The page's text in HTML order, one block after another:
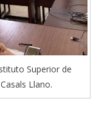
Superior de
Llano.